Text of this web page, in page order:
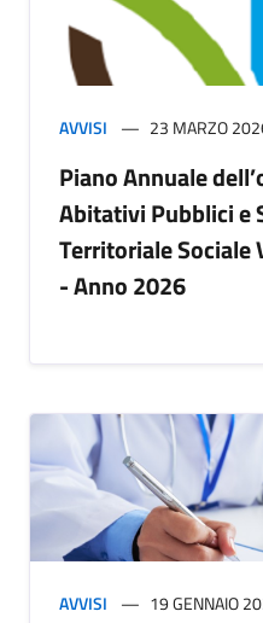
AVVISI 23 MARZO
Piano Annuale
Abitativi Pubblici e
Territoriale Sociale
- Anno 2026
AVVISI 19 GENNAIO